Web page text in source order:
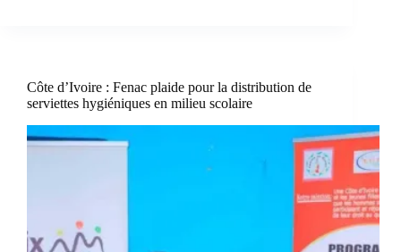
Côte d’Ivoire : Fenac plaide pour la distribution de
serviettes hygiéniques en milieu scolaire